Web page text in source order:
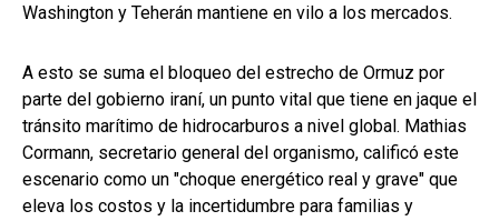
Washington y Teherán mantiene en vilo a los mercados.
A esto se suma el bloqueo del estrecho de Ormuz por
parte del gobierno iraní, un punto vital que tiene en jaque el
tránsito marítimo de hidrocarburos a nivel global. Mathias
Cormann, secretario general del organismo, calificó este
escenario como un "choque energético real y grave" que
eleva los costos y la incertidumbre para familias y